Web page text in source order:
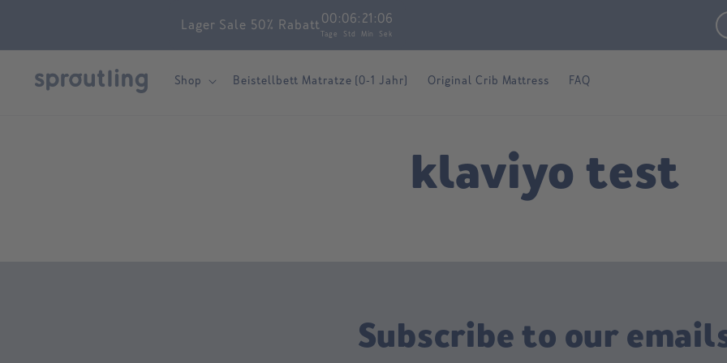
Lager Sale 50% Rabatt00
Tage
:06
Std
: 21
Min
:05
Sek
Shop Beistellbett Matratze (0-1 Jahr) Original Crib Mattress FAQ
klaviyo test
Subscribe to our